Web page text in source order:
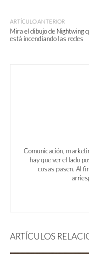
ARTÍCULO ANTERIOR
Mira el dibujo de Nightwing
está incendiando las redes
Comunicación,
hay que ver el lado
cosas pasen. Al
ARTÍCULOS